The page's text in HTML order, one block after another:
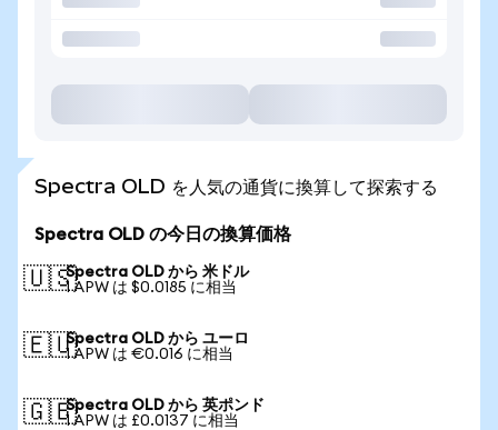
Spectra OLD を人気の通貨に換算して探索する
Spectra OLD の今日の換算価格
🇺🇸Spectra OLD から 米ドル
1 APW は $0.0185 に相当
🇪🇺Spectra OLD から ユーロ
1 APW は €0.016 に相当
🇬🇧Spectra OLD から 英ポンド
1 APW は £0.0137 に相当